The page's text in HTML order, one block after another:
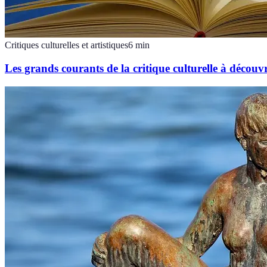
Critiques culturelles et artistiques6 min
Les grands courants de la critique culturelle à